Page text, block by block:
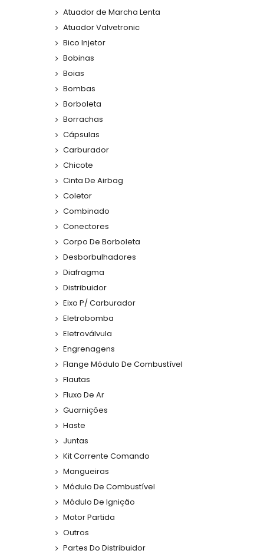
Atuador de Marcha Lenta
Atuador Valvetronic
Bico Injetor
Bobinas
Boias
Bombas
Borboleta
Borrachas
Cápsulas
Carburador
Chicote
Cinta De Airbag
Coletor
Combinado
Conectores
Corpo De Borboleta
Desborbulhadores
Diafragma
Distribuidor
Eixo P/ Carburador
Eletrobomba
Eletroválvula
Engrenagens
Flange Módulo De Combustível
Flautas
Fluxo De Ar
Guarnições
Haste
Juntas
Kit Corrente Comando
Mangueiras
Módulo De Combustível
Módulo De Ignição
Motor Partida
Outros
Partes Do Distribuidor